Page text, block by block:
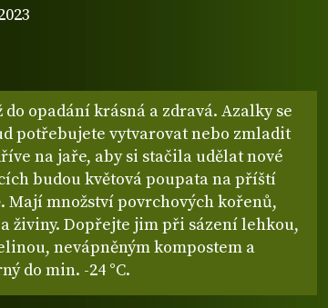
opadání krásná a zdravá. Azalky se
potřebujete vytvarovat nebo zmladit
na jaře, aby si stačila udělat nové
budou květová poupata na příští
Mají množství povrchových kořenů,
živiny. Dopřejte jim při sázení lehkou,
nevápněným kompostem a
do min. -24 °C.